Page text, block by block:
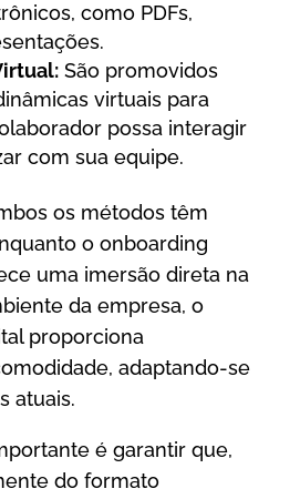
como PDFs,
São promovidos
virtuais para
possa interagir
com sua equipe.
os métodos têm
o onboarding
uma imersão direta na
da empresa, o
proporciona
adaptando-se
atuais.
é garantir que,
do formato